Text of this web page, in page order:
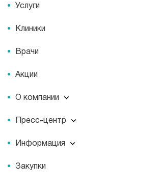
Услуги
Клиники
Врачи
Акции
О компании
О компании
Миссия
История
Документы
Пресс-центр
Пресс-центр
Новости
Журнал для пациентов «МЕДСИ СЕГОДНЯ»
Информация
Информация
Справочник направлений
Закупки